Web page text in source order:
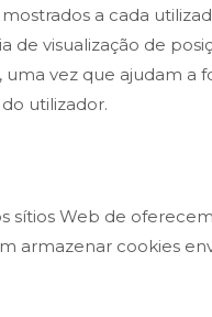
a cada
de visualização de
vez que ajudam
utilizador.
sítios Web de
armazenar cookies